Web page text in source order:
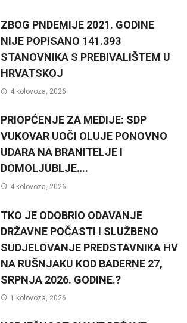
ZBOG PNDEMIJE 2021. GODINE
NIJE POPISANO 141.393
STANOVNIKA S PREBIVALIŠTEM U
HRVATSKOJ
4 kolovoza, 2026
PRIOPĆENJE ZA MEDIJE: SDP
VUKOVAR UOČI OLUJE PONOVNO
UDARA NA BRANITELJE I
DOMOLJUBLJE….
4 kolovoza, 2026
TKO JE ODOBRIO ODAVANJE
DRŽAVNE POČASTI I SLUŽBENO
SUDJELOVANJE PREDSTAVNIKA HV
NA RUŠNJAKU KOD BADERNE 27,
SRPNJA 2026. GODINE.?
1 kolovoza, 2026